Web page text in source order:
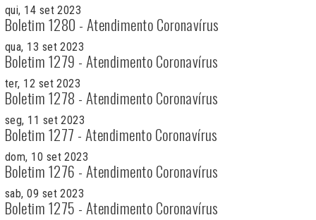
qui, 14 set 2023
Boletim 1280 - Atendimento Coronavírus
qua, 13 set 2023
Boletim 1279 - Atendimento Coronavírus
ter, 12 set 2023
Boletim 1278 - Atendimento Coronavírus
seg, 11 set 2023
Boletim 1277 - Atendimento Coronavírus
dom, 10 set 2023
Boletim 1276 - Atendimento Coronavírus
sab, 09 set 2023
Boletim 1275 - Atendimento Coronavírus